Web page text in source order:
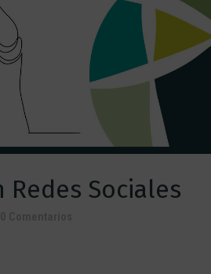
Sociales